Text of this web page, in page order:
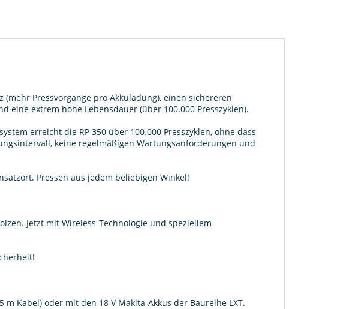
Pressvorgänge pro Akkuladung), einen sichereren
eine extrem hohe Lebensdauer (über 100.000 Presszyklen).
erreicht die RP 350 über 100.000 Presszyklen, ohne dass
keine regelmäßigen Wartungsanforderungen und
Pressen aus jedem beliebigen Winkel!
Jetzt mit Wireless-Technologie und speziellem
Kabel) oder mit den 18 V Makita-Akkus der Baureihe LXT.